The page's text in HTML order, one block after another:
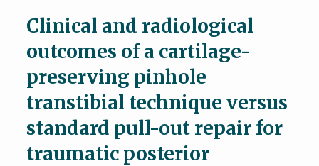
Clinical and radiological
outcomes of a cartilage-
preserving pinhole
transtibial technique versus
standard pull-out repair for
traumatic posterior